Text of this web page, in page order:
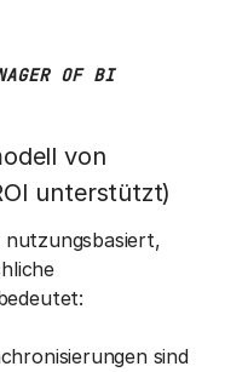
OF BI
von
unterstützt)
nutzungsbasiert,
sind